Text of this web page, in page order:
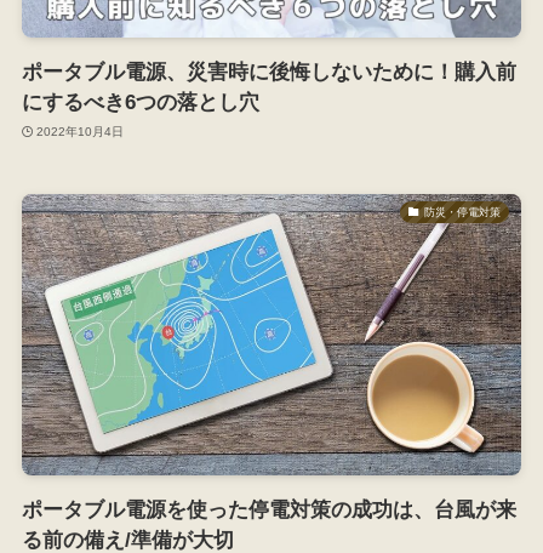
ポータブル電源、災害時に後悔しないために！購入前
にするべき6つの落とし穴
2022年10月4日
防災・停電対策
ポータブル電源を使った停電対策の成功は、台風が来
る前の備え/準備が大切